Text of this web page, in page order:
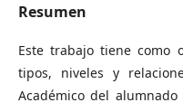
Resumen
Este trabajo tiene como
tipos, niveles y
Académico del